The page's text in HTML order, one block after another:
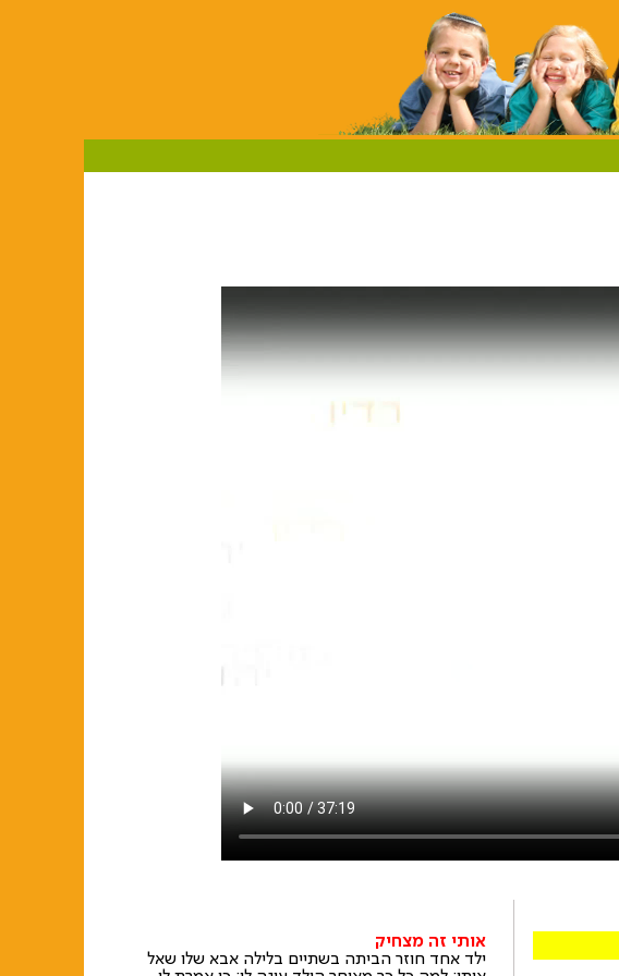
אותי זה מצחיק
ילד אחד חוזר הביתה בשתיים בלילה אבא שלו שאל